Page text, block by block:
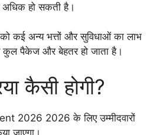
हो सकती है।
को कई अन्य भत्तों और सुविधाओं का लाभ
पैकेज और बेहतर हो जाता है।
कैसी होगी?
2026 2026 के लिए उम्मीदवारों
जाएगा।